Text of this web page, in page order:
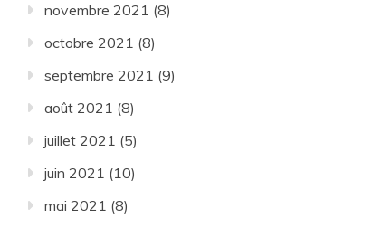
novembre 2021 (8)
octobre 2021 (8)
septembre 2021 (9)
août 2021 (8)
juillet 2021 (5)
juin 2021 (10)
mai 2021 (8)